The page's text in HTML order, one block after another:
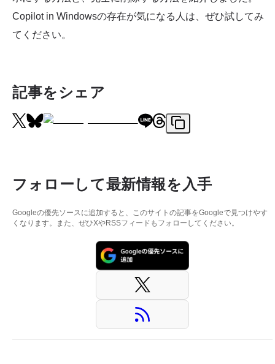
Copilot in Windowsの存在が気になる人は、ぜひ試してみ
てください。
記事をシェア
フォローして最新情報を入手
Googleの優先ソースに追加すると、このサイトの記事をGoogleで見つけやす
くなります。また、ぜひXやRSSフィードもフォローしてください。